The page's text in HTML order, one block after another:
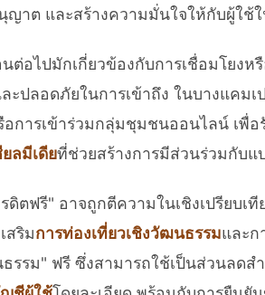
าต และสร้างความมั่นใจให้กับผู้ใช้
นต่อไปมักเกี่ยวข้องกับการเชื่อมโย
ปลอดภัยในการเข้าถึง ในบางแค
การเข้าร่วมกลุ่มชุมชนออนไลน์ เพื่
ลมีเดียที่ช่วยสร้างการมีส่วนร่วมกับแ
ตฟรี" อาจถูกตีความในเชิงเปรียบ
สริมการท่องเที่ยวเชิงวัฒนธรรมและก
รรม" ฟรี ซึ่งสามารถใช้เป็นส่วนลดส